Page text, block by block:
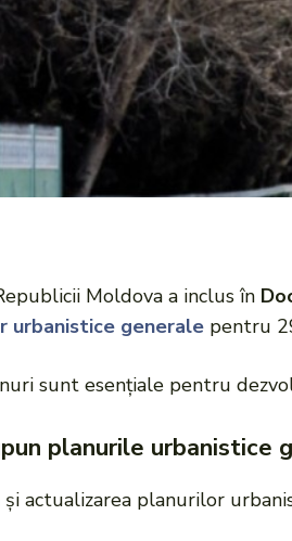
Moldova a inclus în
urbanistice generale pentru
sunt esențiale pentru
planurile urbanistice
și actualizarea planurilor